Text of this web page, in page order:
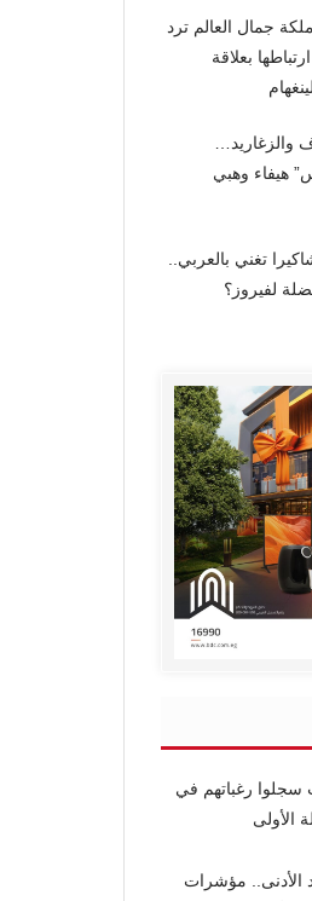
جمال العالم ترد
بعلاقة
والزغاريد…
هيفاء وهبي
تغني بالعربي..
لفيروز؟
سجلوا رغباتهم في
الأولى
الأدنى.. مؤشرات